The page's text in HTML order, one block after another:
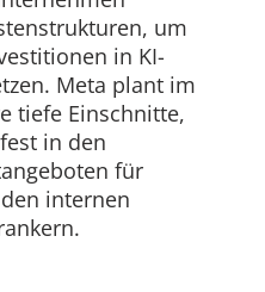
um
in KI-
Meta plant im
tiefe Einschnitte,
in den
für
internen